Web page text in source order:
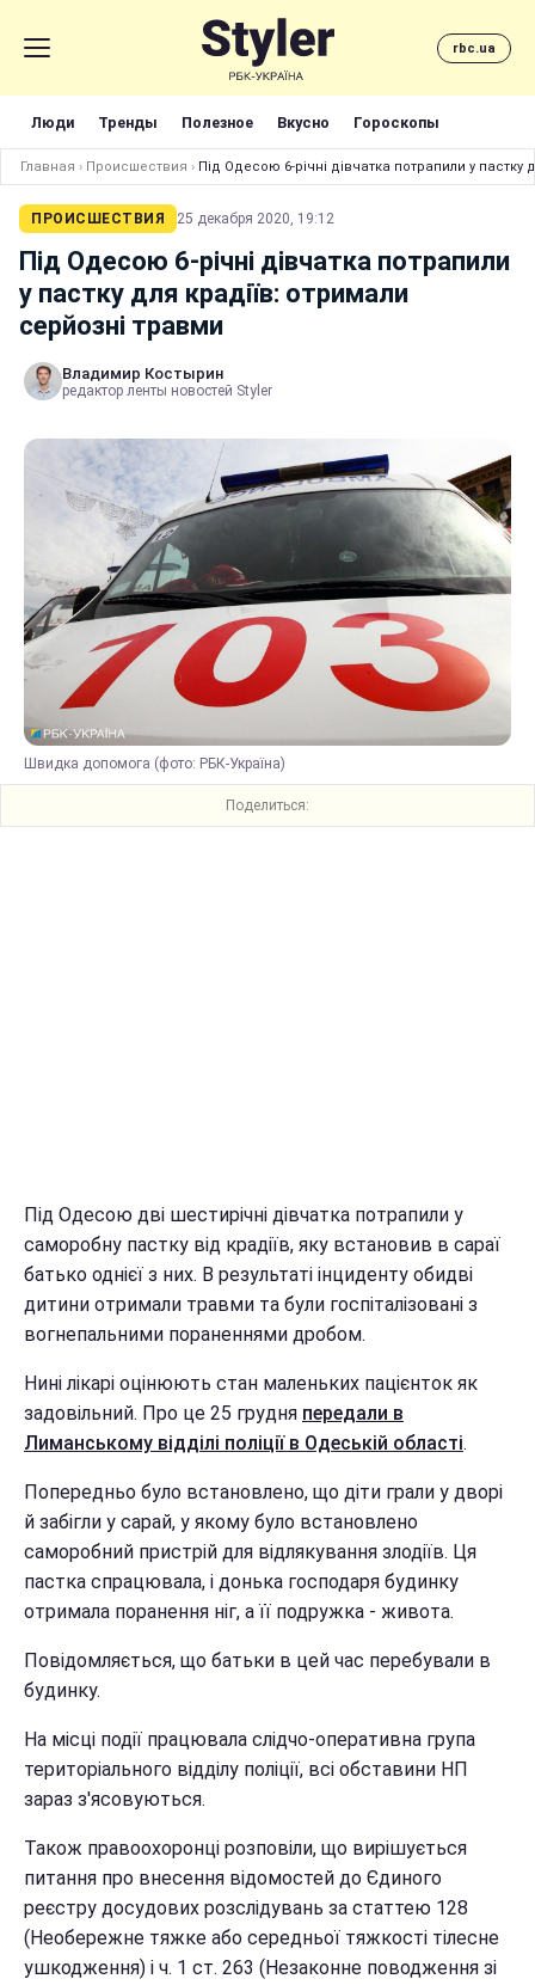
rbc.ua
Люди Тренды Полезное Вкусно Гороскопы
Главная › Происшествия › Під Одесою 6-річні дівчатка потрапили у пастку
ПРОИСШЕСТВИЯ 25 декабря 2020, 19:12
Під Одесою 6-річні дівчатка потрапили
у пастку для крадіїв: отримали
серйозні травми
Владимир Костырин
редактор ленты новостей Styler
Швидка допомога (фото: РБК-Україна)
Поделиться:
Під Одесою дві шестирічні дівчатка потрапили у
саморобну пастку від крадіїв, яку встановив в сараї
батько однієї з них. В результаті інциденту обидві
дитини отримали травми та були госпіталізовані з
вогнепальними пораненнями дробом.
Нині лікарі оцінюють стан маленьких пацієнток як
задовільний. Про це 25 грудня передали в
Лиманському відділі поліції в Одеській області.
Попередньо було встановлено, що діти грали у дворі
й забігли у сарай, у якому було встановлено
саморобний пристрій для відлякування злодіїв. Ця
пастка спрацювала, і донька господаря будинку
отримала поранення ніг, а її подружка - живота.
Повідомляється, що батьки в цей час перебували в
будинку.
На місці події працювала слідчо-оперативна група
територіального відділу поліції, всі обставини НП
зараз з'ясовуються.
Також правоохоронці розповіли, що вирішується
питання про внесення відомостей до Єдиного
реєстру досудових розслідувань за статтею 128
(Необережне тяжке або середньої тяжкості тілесне
ушкодження) і ч. 1 ст. 263 (Незаконне поводження зі